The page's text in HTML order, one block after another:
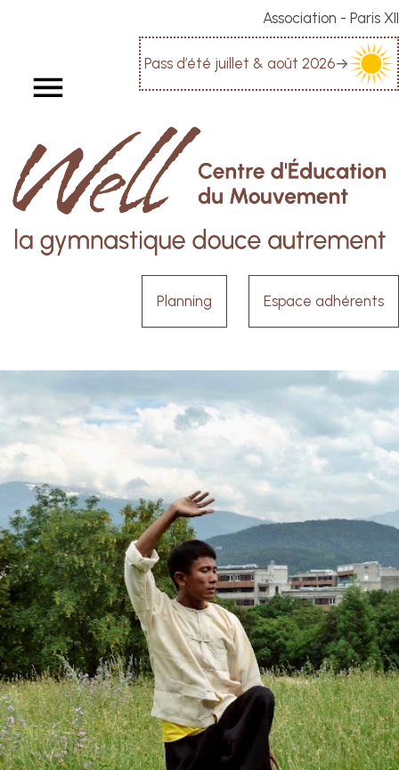
Association - Paris XII
Pass d’été juillet & août 2026→
Planning Espace adhérents